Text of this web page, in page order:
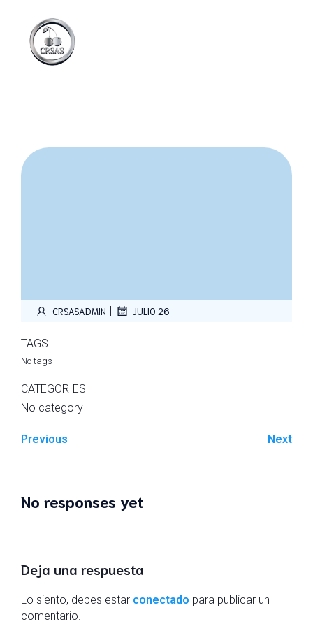
CRSASADMIN JULIO 26
TAGS
No tags
CATEGORIES
No category
Previous Next
No responses yet
Deja una respuesta
Lo siento, debes estar conectado para publicar un
comentario.